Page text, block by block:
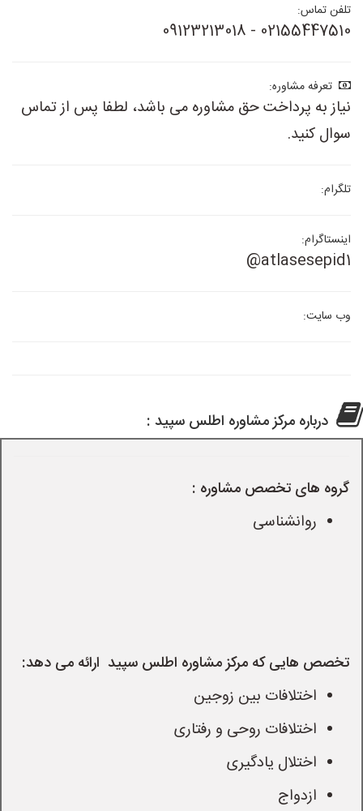
تلفن تماس:
02155447510 - 09123213018
تعرفه مشاوره:
نیاز به پرداخت حق مشاوره می باشد، لطفا پس از تماس
سوال کنید.
تلگرام:
اینستاگرام:
@atlasesepid1
وب سایت:
درباره مرکز مشاوره اطلس سپید :
گروه های تخصص مشاوره :
روانشناسی
تخصص هایی که مرکز مشاوره اطلس سپید  ارائه می دهد:
اختلافات بین زوجین
اختلافات روحی و رفتاری
اختلال یادگیری
ازدواج